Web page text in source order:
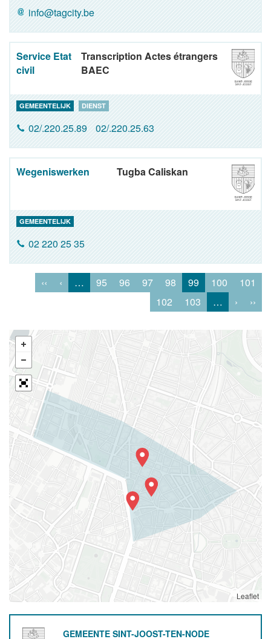
info@tagcity.be
Service Etat
civil
Transcription Actes étrangers
BAEC
GEMEENTELIJK DIENST
02/.220.25.89 02/.220.25.63
Wegeniswerken Tugba Caliskan
GEMEENTELIJK
02 220 25 35
‹‹ ‹ … 95 96 97 98 99 100
101
102
103 … › ››
Leaflet
GEMEENTE SINT-JOOST-TEN-NODE